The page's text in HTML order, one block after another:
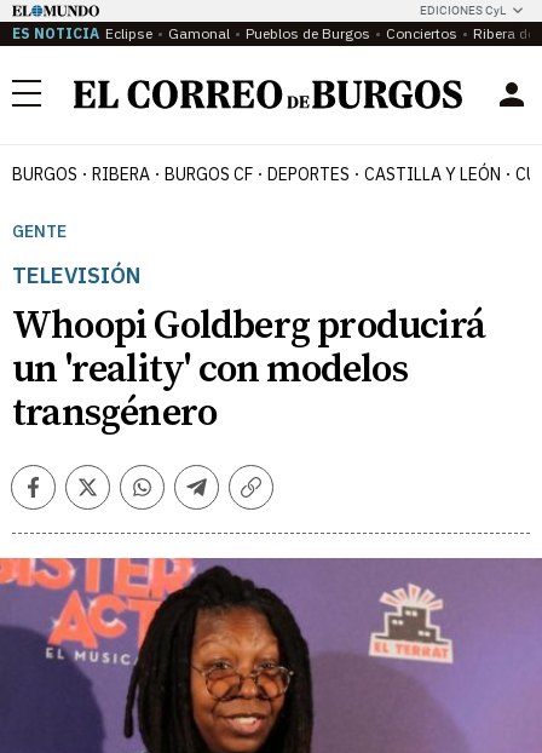
EDICIONES CyL
ES NOTICIA Eclipse Gamonal Pueblos de Burgos Conciertos Ribera del
Menú
BURGOS RIBERA BURGOS CF DEPORTES CASTILLA Y LEÓN
GENTE
TELEVISIÓN
Whoopi Goldberg producirá
un 'reality' con modelos
transgénero
FacebookTwitterWhatsappTelegramCopiar